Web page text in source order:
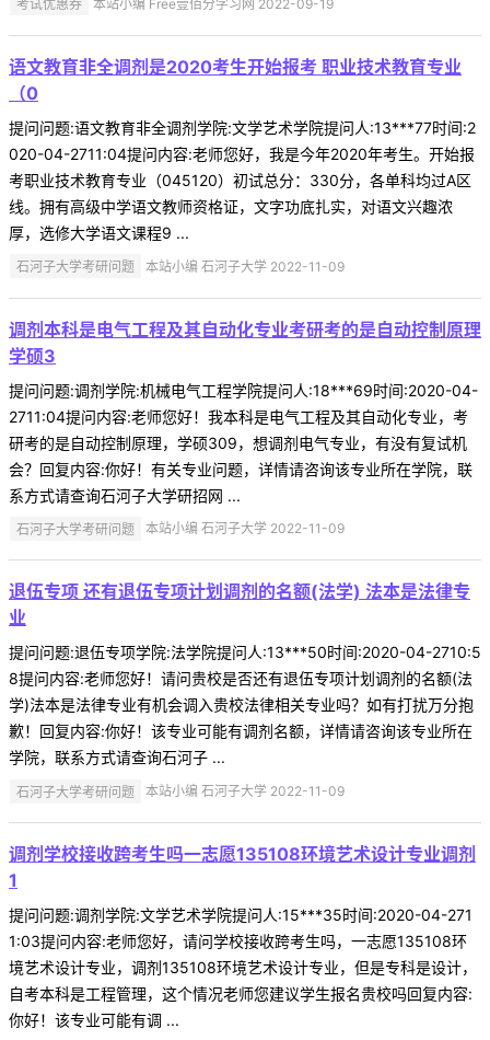
考试优惠券 本站小编 Free壹佰分学习网 2022-09-19
语文教育非全调剂是2020考生开始报考 职业技术教育专业
（0
提问问题:语文教育非全调剂学院:文学艺术学院提问人:13***77时间:2
020-04-2711:04提问内容:老师您好，我是今年2020年考生。开始报
考职业技术教育专业（045120）初试总分：330分，各单科均过A区
线。拥有高级中学语文教师资格证，文字功底扎实，对语文兴趣浓
厚，选修大学语文课程9 ...
石河子大学考研问题 本站小编 石河子大学 2022-11-09
调剂本科是电气工程及其自动化专业考研考的是自动控制原理
学硕3
提问问题:调剂学院:机械电气工程学院提问人:18***69时间:2020-04-
2711:04提问内容:老师您好！我本科是电气工程及其自动化专业，考
研考的是自动控制原理，学硕309，想调剂电气专业，有没有复试机
会？回复内容:你好！有关专业问题，详情请咨询该专业所在学院，联
系方式请查询石河子大学研招网 ...
石河子大学考研问题 本站小编 石河子大学 2022-11-09
退伍专项 还有退伍专项计划调剂的名额(法学) 法本是法律专
业
提问问题:退伍专项学院:法学院提问人:13***50时间:2020-04-2710:5
8提问内容:老师您好！请问贵校是否还有退伍专项计划调剂的名额(法
学)法本是法律专业有机会调入贵校法律相关专业吗？如有打扰万分抱
歉！回复内容:你好！该专业可能有调剂名额，详情请咨询该专业所在
学院，联系方式请查询石河子 ...
石河子大学考研问题 本站小编 石河子大学 2022-11-09
调剂学校接收跨考生吗一志愿135108环境艺术设计专业调剂
1
提问问题:调剂学院:文学艺术学院提问人:15***35时间:2020-04-271
1:03提问内容:老师您好，请问学校接收跨考生吗，一志愿135108环
境艺术设计专业，调剂135108环境艺术设计专业，但是专科是设计，
自考本科是工程管理，这个情况老师您建议学生报名贵校吗回复内容:
你好！该专业可能有调 ...